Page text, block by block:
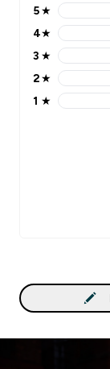
5 stars
5★
4 stars
4★
3 stars
3 ★
2 stars
2★
1 stars
1 ★